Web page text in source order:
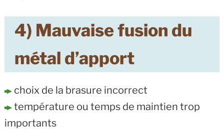
4) Mauvaise fusion du
métal d’apport
choix de la brasure incorrect
température ou temps de maintien trop
importants